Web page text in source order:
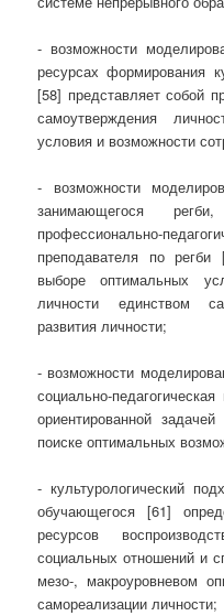
- возможности
ресурсах формирования
[58] представляет собой
самоутверждения
условия и возможности
- возможности
занимающегося
профессионально-
преподавателя по
выборе оптимальных
личности единством
развития личности;
- возможности
социально-
ориентированной
поиске оптимальных
- культурологический
обучающегося [61]
ресурсов
социальных отношений и
мезо-, макроуровневом
самореализации личности;